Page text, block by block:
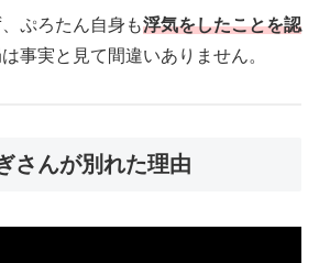
ぷろたん自身も浮気をしたことを認
事実と見て間違いありません。
さんが別れた理由